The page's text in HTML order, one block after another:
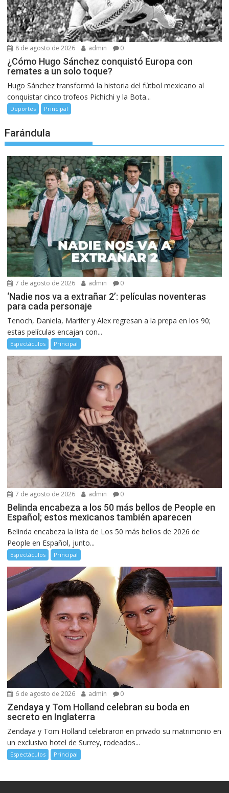
8 de agosto de 2026 admin 0
¿Cómo Hugo Sánchez conquistó Europa con
remates a un solo toque?
Hugo Sánchez transformó la historia del fútbol mexicano al
conquistar cinco trofeos Pichichi y la Bota...
Deportes Principal
Farándula
7 de agosto de 2026 admin 0
‘Nadie nos va a extrañar 2’: películas noventeras
para cada personaje
Tenoch, Daniela, Marifer y Alex regresan a la prepa en los 90;
estas películas encajan con...
Espectáculos Principal
7 de agosto de 2026 admin 0
Belinda encabeza a los 50 más bellos de People en
Español; estos mexicanos también aparecen
Belinda encabeza la lista de Los 50 más bellos de 2026 de
People en Español, junto...
Espectáculos Principal
6 de agosto de 2026 admin 0
Zendaya y Tom Holland celebran su boda en
secreto en Inglaterra
Zendaya y Tom Holland celebraron en privado su matrimonio en
un exclusivo hotel de Surrey, rodeados...
Espectáculos Principal